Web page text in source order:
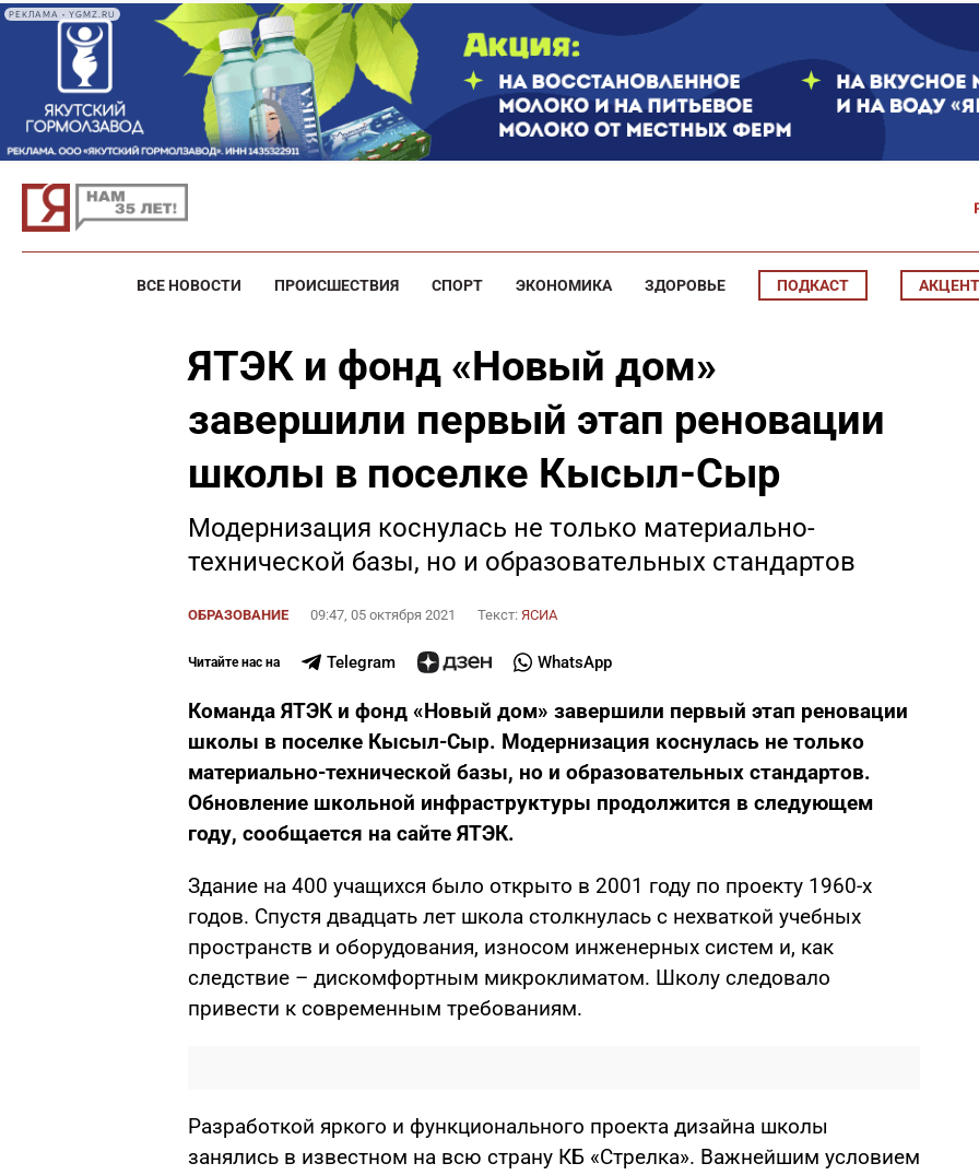
РЕКЛАМА • YGMZ.RU
ВСЕ НОВОСТИ ПРОИСШЕСТВИЯ СПОРТ ЭКОНОМИКА ЗДОРОВЬЕ ПОДКАСТ АКЦЕНТ
ЯТЭК и фонд «Новый дом»
завершили первый этап реновации
школы в поселке Кысыл-Сыр
Модернизация коснулась не только материально-
технической базы, но и образовательных стандартов
ОБРАЗОВАНИЕ 09:47, 05 октября 2021 Текст: ЯСИА
Читайте нас на Telegram WhatsApp
Команда ЯТЭК и фонд «Новый дом» завершили первый этап реновации
школы в поселке Кысыл-Сыр. Модернизация коснулась не только
материально-технической базы, но и образовательных стандартов.
Обновление школьной инфраструктуры продолжится в следующем
году, сообщается на сайте ЯТЭК.
Здание на 400 учащихся было открыто в 2001 году по проекту 1960-х
годов. Спустя двадцать лет школа столкнулась с нехваткой учебных
пространств и оборудования, износом инженерных систем и, как
следствие – дискомфортным микроклиматом. Школу следовало
привести к современным требованиям.
Разработкой яркого и функционального проекта дизайна школы
занялись в известном на всю страну КБ «Стрелка». Важнейшим условием